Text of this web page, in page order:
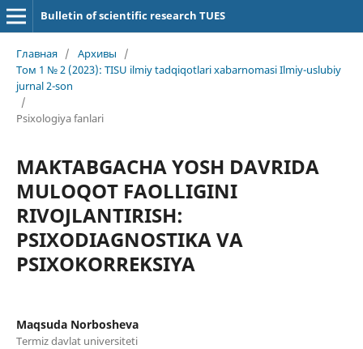
Bulletin of scientific research TUES
Главная / Архивы
/
Том 1 № 2 (2023): TISU ilmiy tadqiqotlari xabarnomasi Ilmiy-uslubiy
jurnal 2-son
/
Psixologiya fanlari
MAKTABGACHA YOSH DAVRIDA
MULOQOT FAOLLIGINI
RIVOJLANTIRISH:
PSIXODIAGNOSTIKA VA
PSIXOKORREKSIYA
Maqsuda Norbosheva
Termiz davlat universiteti